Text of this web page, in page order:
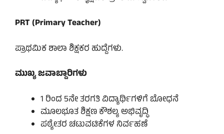
PRT (Primary Teacher)
ಪ್ರಾಥಮಿಕ ಶಾಲಾ ಶಿಕ್ಷಕರ ಹುದ್ದೆಗಳು.
ಮುಖ್ಯ ಜವಾಬ್ದಾರಿಗಳು
1 ರಿಂದ 5ನೇ ತರಗತಿ ವಿದ್ಯಾರ್ಥಿಗಳಿಗೆ ಬೋಧನೆ
ಮೂಲಭೂತ ಶಿಕ್ಷಣ ಕೌಶಲ್ಯ ಅಭಿವೃದ್ಧಿ
ಪಠ್ಯೇತರ ಚಟುವಟಿಕೆಗಳ ನಿರ್ವಹಣೆ